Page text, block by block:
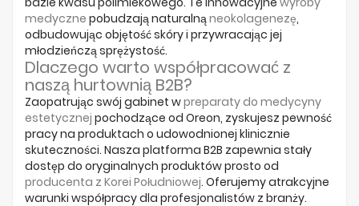
medyczne pobudzają naturalnąneokolagenezę,
odbudowując objętość skóry i przywracając jej
młodzieńczą sprężystość.
Dlaczego warto współpracować z
naszą hurtownią B2B?
Zaopatrując swój gabinet wpreparaty do medycyny
estetycznej pochodzące od Oreon, zyskujesz pewność
pracy na produktach o udowodnionej klinicznie
skuteczności. Nasza platforma B2B zapewnia stały
dostęp do oryginalnych produktów prosto od
producenta z Korei Południowej. Oferujemy atrakcyjne
warunki współpracy dla profesjonalistów z branży.